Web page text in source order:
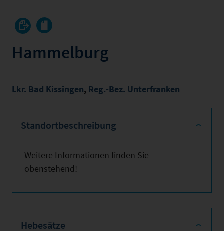
Hammelburg
Lkr. Bad Kissingen, Reg.-Bez. Unterfranken
Standortbeschreibung
Weitere Informationen finden Sie
obenstehend!
Hebesätze